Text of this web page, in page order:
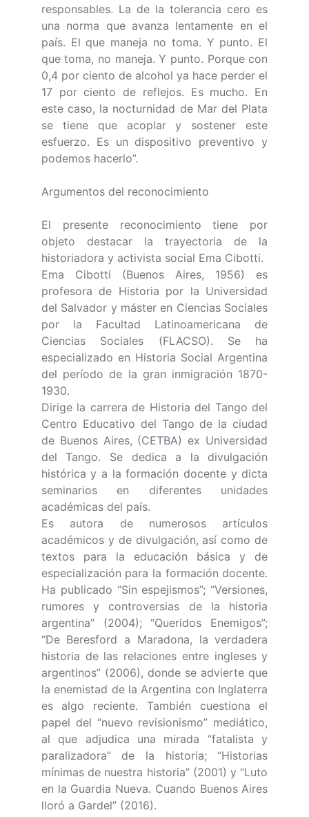
responsables. La de la tolerancia cero es
una norma que avanza lentamente en el
país. El que maneja no toma. Y punto. El
que toma, no maneja. Y punto. Porque con
0,4 por ciento de alcohol ya hace perder el
17 por ciento de reflejos. Es mucho. En
este caso, la nocturnidad de Mar del Plata
se tiene que acoplar y sostener este
esfuerzo. Es un dispositivo preventivo y
podemos hacerlo”.
Argumentos del reconocimiento
El presente reconocimiento tiene por
objeto destacar la trayectoria de la
historiadora y activista social Ema Cibotti.
Ema Cibotti (Buenos Aires, 1956) es
profesora de Historia por la Universidad
del Salvador y máster en Ciencias Sociales
por la Facultad Latinoamericana de
Ciencias Sociales (FLACSO). Se ha
especializado en Historia Social Argentina
del período de la gran inmigración 1870-
1930.
Dirige la carrera de Historia del Tango del
Centro Educativo del Tango de la ciudad
de Buenos Aires, (CETBA) ex Universidad
del Tango. Se dedica a la divulgación
histórica y a la formación docente y dicta
seminarios en diferentes unidades
académicas del país.
Es autora de numerosos artículos
académicos y de divulgación, así como de
textos para la educación básica y de
especialización para la formación docente.
Ha publicado “Sin espejismos”; “Versiones,
rumores y controversias de la historia
argentina” (2004); “Queridos Enemigos”;
“De Beresford a Maradona, la verdadera
historia de las relaciones entre ingleses y
argentinos” (2006), donde se advierte que
la enemistad de la Argentina con Inglaterra
es algo reciente. También cuestiona el
papel del “nuevo revisionismo” mediático,
al que adjudica una mirada “fatalista y
paralizadora” de la historia; “Historias
mínimas de nuestra historia” (2001) y “Luto
en la Guardia Nueva. Cuando Buenos Aires
lloró a Gardel” (2016).